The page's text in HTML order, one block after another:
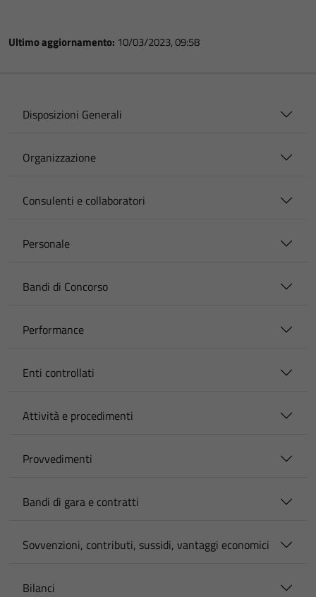
Ultimo aggiornamento: 10/03/2023, 09:58
Disposizioni Generali
Organizzazione
Consulenti e collaboratori
Personale
Bandi di Concorso
Performance
Enti controllati
Attività e procedimenti
Provvedimenti
Bandi di gara e contratti
Sovvenzioni, contributi, sussidi, vantaggi economici
Bilanci